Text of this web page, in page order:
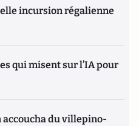
incursion régalienne
qui misent sur l’IA pour
du villepino-